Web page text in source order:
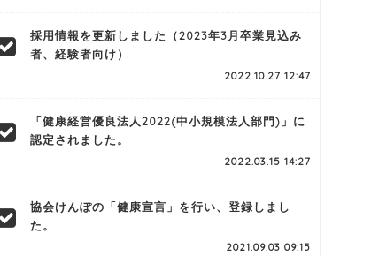
採用情報を更新しました（2023年3月卒業見込み
者、経験者向け）
2022.10.27 12:47
「健康経営優良法人2022(中小規模法人部門)」に
認定されました。
2022.03.15 14:27
協会けんぽの「健康宣言」を行い、登録しまし
た。
2021.09.03 09:15